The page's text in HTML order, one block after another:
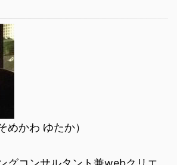
めかわ ゆたか）